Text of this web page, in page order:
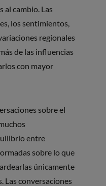
al cambio. Las
los sentimientos,
regionales
de las influencias
con mayor
sobre el
entre
sobre lo que
únicamente
Las conversaciones